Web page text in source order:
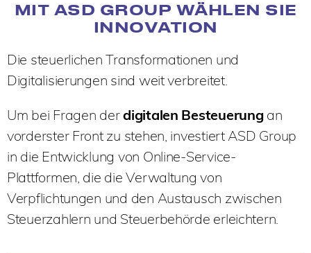
MIT ASD GROUP WÄHLEN SIE
INNOVATION
Die steuerlichen Transformationen und
Digitalisierungen sind weit verbreitet.
Um bei Fragen derdigitalen Besteuerungan
vorderster Front zu stehen, investiert ASD Group
in die Entwicklung von Online-Service-
Plattformen, die die Verwaltung von
Verpflichtungen und den Austausch zwischen
Steuerzahlern und Steuerbehörde erleichtern.